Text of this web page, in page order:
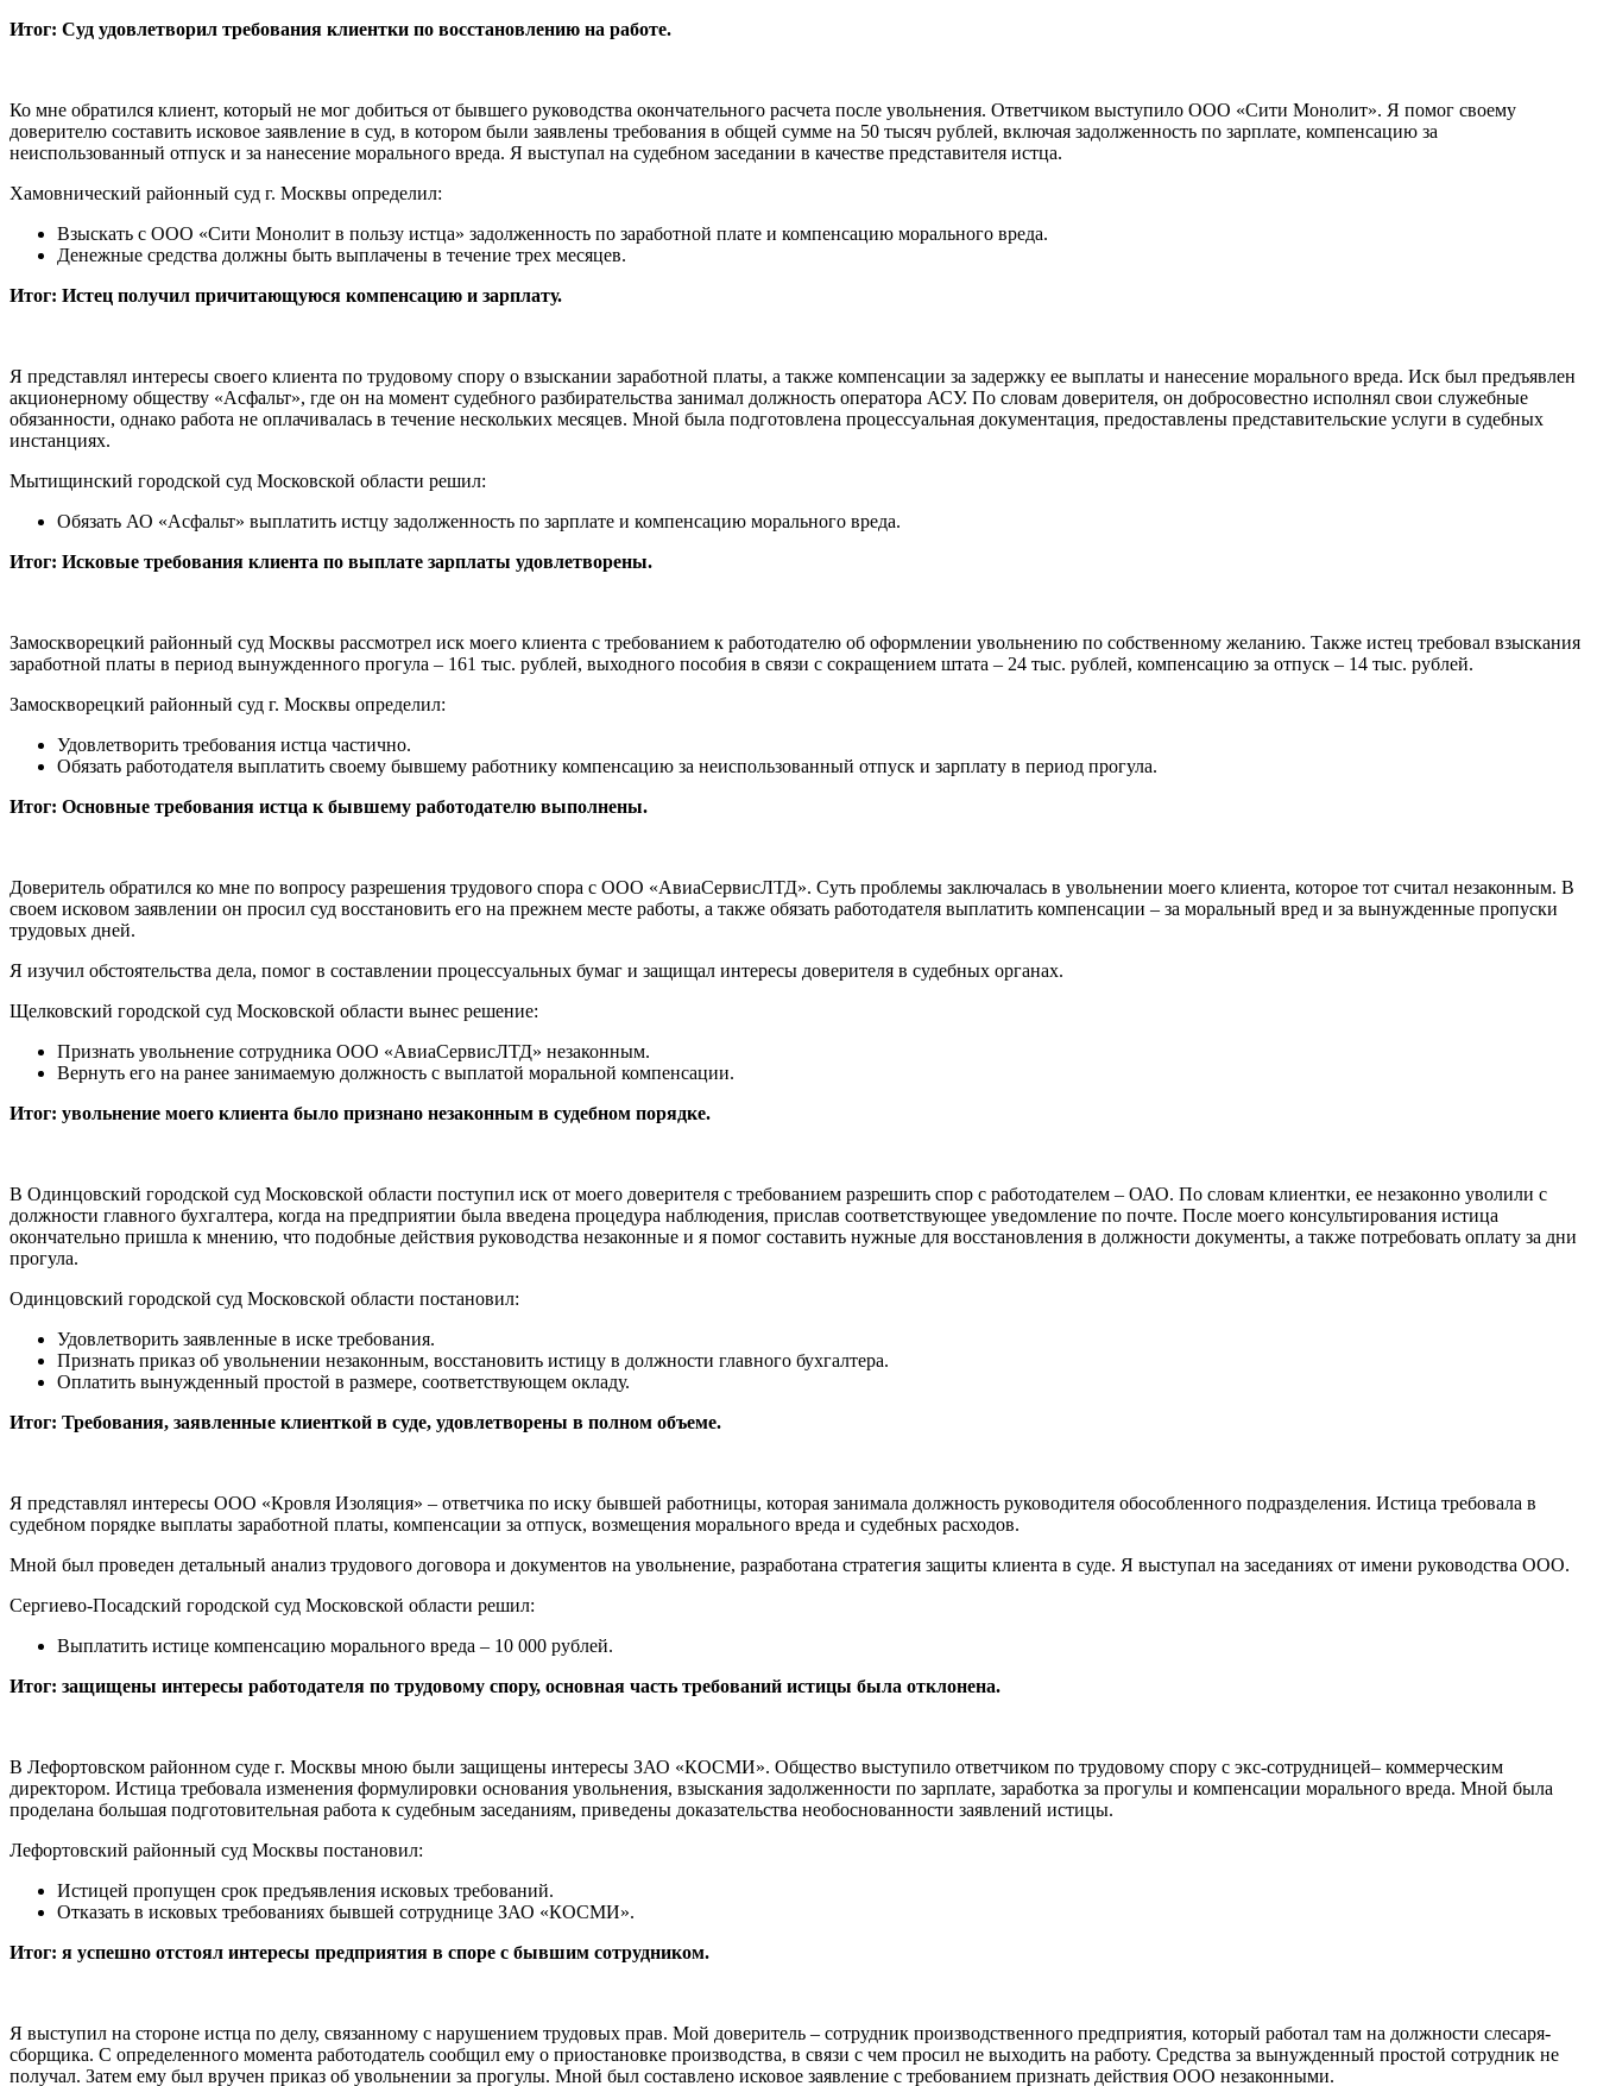
Итог: Суд удовлетворил требования клиентки по восстановлению на работе.
Ко мне обратился клиент, который не мог добиться от бывшего руководства окончательного расчета после увольнения. Ответчиком выступило ООО «Сити Монолит». Я помог своему
доверителю составить исковое заявление в суд, в котором были заявлены требования в общей сумме на 50 тысяч рублей, включая задолженность по зарплате, компенсацию за
неиспользованный отпуск и за нанесение морального вреда. Я выступал на судебном заседании в качестве представителя истца.
Хамовнический районный суд г. Москвы определил:
Взыскать с ООО «Сити Монолит в пользу истца» задолженность по заработной плате и компенсацию морального вреда.
Денежные средства должны быть выплачены в течение трех месяцев.
Итог: Истец получил причитающуюся компенсацию и зарплату.
Я представлял интересы своего клиента по трудовому спору о взыскании заработной платы, а также компенсации за задержку ее выплаты и нанесение морального вреда. Иск был предъявлен
акционерному обществу «Асфальт», где он на момент судебного разбирательства занимал должность оператора АСУ. По словам доверителя, он добросовестно исполнял свои служебные
обязанности, однако работа не оплачивалась в течение нескольких месяцев. Мной была подготовлена процессуальная документация, предоставлены представительские услуги в судебных
инстанциях.
Мытищинский городской суд Московской области решил:
Обязать АО «Асфальт» выплатить истцу задолженность по зарплате и компенсацию морального вреда.
Итог: Исковые требования клиента по выплате зарплаты удовлетворены.
Замоскворецкий районный суд Москвы рассмотрел иск моего клиента с требованием к работодателю об оформлении увольнению по собственному желанию. Также истец требовал взыскания
заработной платы в период вынужденного прогула – 161 тыс. рублей, выходного пособия в связи с сокращением штата – 24 тыс. рублей, компенсацию за отпуск – 14 тыс. рублей.
Замоскворецкий районный суд г. Москвы определил:
Удовлетворить требования истца частично.
Обязать работодателя выплатить своему бывшему работнику компенсацию за неиспользованный отпуск и зарплату в период прогула.
Итог: Основные требования истца к бывшему работодателю выполнены.
Доверитель обратился ко мне по вопросу разрешения трудового спора с ООО «АвиаСервисЛТД». Суть проблемы заключалась в увольнении моего клиента, которое тот считал незаконным. В
своем исковом заявлении он просил суд восстановить его на прежнем месте работы, а также обязать работодателя выплатить компенсации – за моральный вред и за вынужденные пропуски
трудовых дней.
Я изучил обстоятельства дела, помог в составлении процессуальных бумаг и защищал интересы доверителя в судебных органах.
Щелковский городской суд Московской области вынес решение:
Признать увольнение сотрудника ООО «АвиаСервисЛТД» незаконным.
Вернуть его на ранее занимаемую должность с выплатой моральной компенсации.
Итог: увольнение моего клиента было признано незаконным в судебном порядке.
В Одинцовский городской суд Московской области поступил иск от моего доверителя с требованием разрешить спор с работодателем – ОАО. По словам клиентки, ее незаконно уволили с
должности главного бухгалтера, когда на предприятии была введена процедура наблюдения, прислав соответствующее уведомление по почте. После моего консультирования истица
окончательно пришла к мнению, что подобные действия руководства незаконные и я помог составить нужные для восстановления в должности документы, а также потребовать оплату за дни
прогула.
Одинцовский городской суд Московской области постановил:
Удовлетворить заявленные в иске требования.
Признать приказ об увольнении незаконным, восстановить истицу в должности главного бухгалтера.
Оплатить вынужденный простой в размере, соответствующем окладу.
Итог: Требования, заявленные клиенткой в суде, удовлетворены в полном объеме.
Я представлял интересы ООО «Кровля Изоляция» – ответчика по иску бывшей работницы, которая занимала должность руководителя обособленного подразделения. Истица требовала в
судебном порядке выплаты заработной платы, компенсации за отпуск, возмещения морального вреда и судебных расходов.
Мной был проведен детальный анализ трудового договора и документов на увольнение, разработана стратегия защиты клиента в суде. Я выступал на заседаниях от имени руководства ООО.
Сергиево-Посадский городской суд Московской области решил:
Выплатить истице компенсацию морального вреда – 10 000 рублей.
Итог: защищены интересы работодателя по трудовому спору, основная часть требований истицы была отклонена.
В Лефортовском районном суде г. Москвы мною были защищены интересы ЗАО «КОСМИ». Общество выступило ответчиком по трудовому спору с экс-сотрудницей– коммерческим
директором. Истица требовала изменения формулировки основания увольнения, взыскания задолженности по зарплате, заработка за прогулы и компенсации морального вреда. Мной была
проделана большая подготовительная работа к судебным заседаниям, приведены доказательства необоснованности заявлений истицы.
Лефортовский районный суд Москвы постановил:
Истицей пропущен срок предъявления исковых требований.
Отказать в исковых требованиях бывшей сотруднице ЗАО «КОСМИ».
Итог: я успешно отстоял интересы предприятия в споре с бывшим сотрудником.
Я выступил на стороне истца по делу, связанному с нарушением трудовых прав. Мой доверитель – сотрудник производственного предприятия, который работал там на должности слесаря-
сборщика. С определенного момента работодатель сообщил ему о приостановке производства, в связи с чем просил не выходить на работу. Средства за вынужденный простой сотрудник не
получал. Затем ему был вручен приказ об увольнении за прогулы. Мной был составлено исковое заявление с требованием признать действия ООО незаконными.